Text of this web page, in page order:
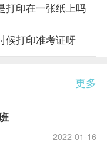
打印在一张纸上吗
候打印准考证呀
更多
2022-01-16